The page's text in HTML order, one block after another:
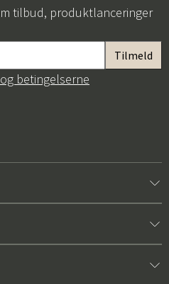
tilbud, produktlanceringer
betingelserne